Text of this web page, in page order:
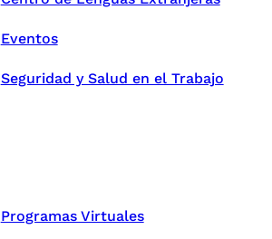
Eventos
Seguridad y Salud en el Trabajo
Programas Virtuales